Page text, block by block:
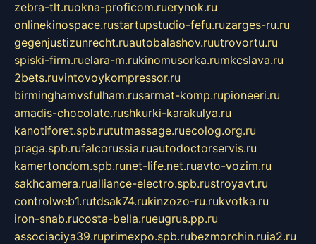
zebra-tlt.ruokna-proficom.ruerynok.ru
onlinekinospace.rustartupstudio-fefu.ruzarges-ru.ru
gegenjustizunrecht.ruautobalashov.ruutrovortu.ru
spiski-firm.ruelara-m.rukinomusorka.rumkcslava.ru
2bets.ruvintovoykompressor.ru
birminghamvsfulham.rusarmat-komp.rupioneeri.ru
amadis-chocolate.rushkurki-karakulya.ru
kanotiforet.spb.rututmassage.ruecolog.org.ru
praga.spb.rufalcorussia.ruautodoctorservis.ru
kamertondom.spb.runet-life.net.ruavto-vozim.ru
sakhcamera.rualliance-electro.spb.rustroyavt.ru
controlweb1.rutdsak74.rukinzozo-ru.rukvotka.ru
iron-snab.rucosta-bella.rueugrus.pp.ru
associaciya39.ruprimexpo.spb.rubezmorchin.ruia2.ru